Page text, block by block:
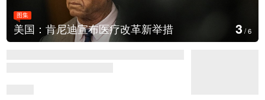
迪宣布医疗改革新举措 云南普洱
4 /6